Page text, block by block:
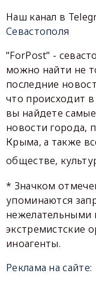
Наш канал в
Севастополя
"ForPost" -
можно найти не
последние
что происходит
вы найдете
новости города,
Крыма, а также
обществе,
* Значком
упоминаются
нежелательными
экстремистские
иноагенты.
Реклама на сайте: